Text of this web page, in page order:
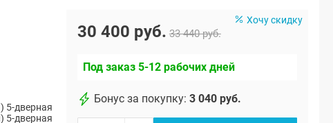
5-дверная
5-дверная
Хочу скидку
30 400 руб. 33 440 руб.
Под заказ 5-12 рабочих дней
Бонус за покупку: 3 040 руб.